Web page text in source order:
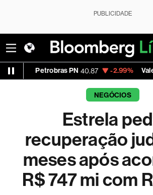
PUBLICIDADE
PN 40.87 -2.99% Vale ON 74.97
NEGÓCIOS
Estrela
recuperação
meses após
R$ 747 mi com